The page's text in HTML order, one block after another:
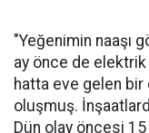
"Yeğenimin naaşı
ay önce de elektrik
hatta eve gelen bir
oluşmuş.
Dün olay öncesi